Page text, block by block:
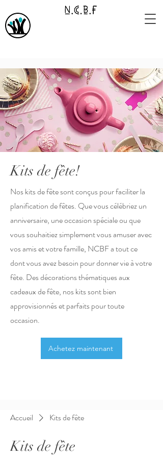
Kits de fête!
Nos kits de fête sont conçus pour faciliter la
planification de fêtes. Que vous célébriez un
anniversaire, une occasion spéciale ou que
vous souhaitiez simplement vous amuser avec
vos amis et votre famille, NCBF a tout ce
dont vous avez besoin pour donner vie à votre
fête. Des décorations thématiques aux
cadeaux de fête, nos kits sont bien
approvisionnés et parfaits pour toute
occasion.
Achetez maintenant
Accueil Kits de fête
Kits de fête